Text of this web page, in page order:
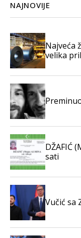
NAJNOVIJE
Najveća
velika
DŽAFIĆ
sati
Vučić sa